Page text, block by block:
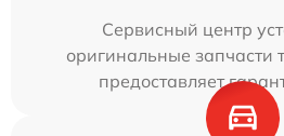
Сервисный центр
оригинальные запчасти
предоставляет